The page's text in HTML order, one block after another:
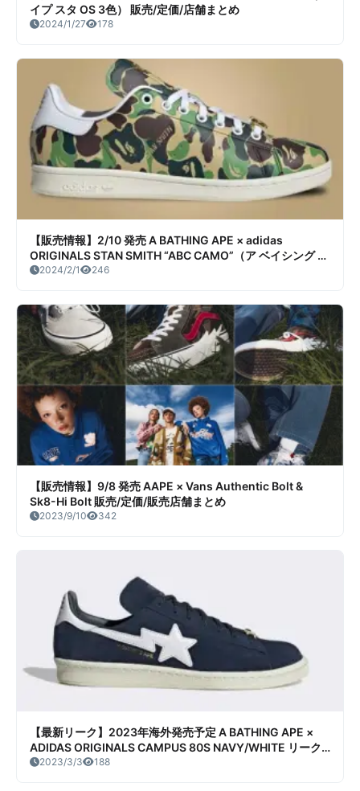
イプ スタ OS 3色） 販売/定価/店舗まとめ
2024/1/27 178
【販売情報】2/10 発売 A BATHING APE × adidas
ORIGINALS STAN SMITH “ABC CAMO”（ア ベイシング エ
イプ × アディダス オリジナルス スタンスミス “ABC カ
2024/2/1 246
【販売情報】9/8 発売 AAPE × Vans Authentic Bolt &
Sk8-Hi Bolt 販売/定価/販売店舗まとめ
2023/9/10 342
【最新リーク】2023年海外発売予定 A BATHING APE ×
ADIDAS ORIGINALS CAMPUS 80S NAVY/WHITE リーク
情報まとめ
2023/3/3 188